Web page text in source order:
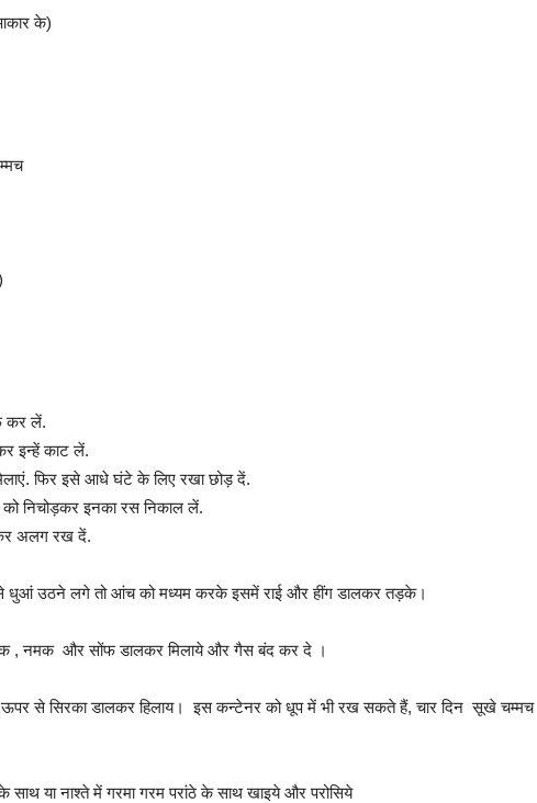
के)
कर लें.
इन्हें काट लें.
फिर इसे आधे घंटे के लिए रखा छोड़ दें.
निचोड़कर इनका रस निकाल लें.
अलग रख दें.
धुआं उठने लगे तो आंच को मध्यम करके इसमें राई और हींग डालकर तड़के।
, नमक और सोंफ डालकर मिलाये और गैस बंद कर दे ।
से सिरका डालकर हिलाय। इस कन्टेनर को धूप में भी रख सकते हैं, चार दिन सूखे चम्मच
या नाश्ते में गरमा गरम परांठे के साथ खाइये और परोसिये